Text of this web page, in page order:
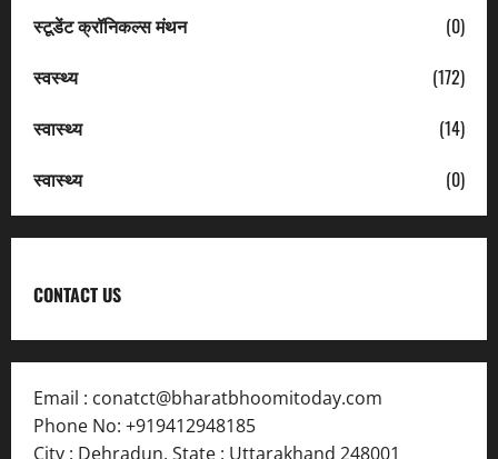
स्टूडेंट क्रॉनिकल्स मंथन
(0)
स्वस्थ्य
(172)
स्वास्थ्य
(14)
स्वास्थ्य
(0)
CONTACT US
Email : conatct@bharatbhoomitoday.com
Phone No: +919412948185
City : Dehradun, State : Uttarakhand 248001